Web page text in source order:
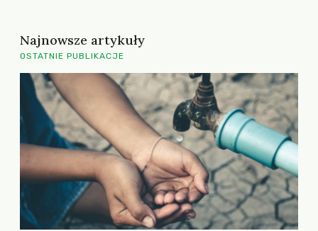
Najnowsze artykuły
OSTATNIE PUBLIKACJE